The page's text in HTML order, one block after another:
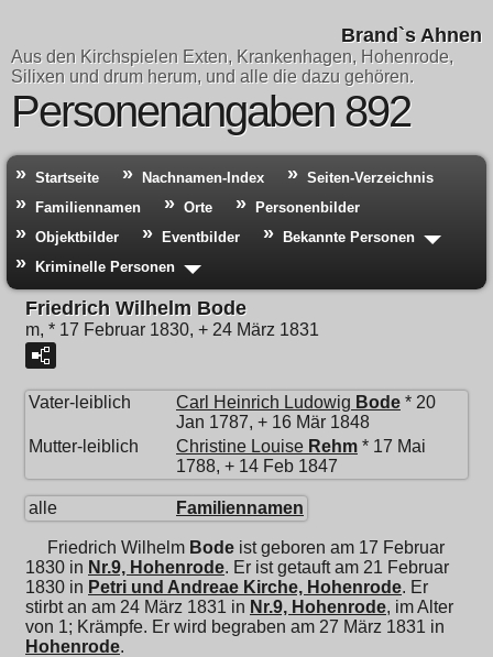
Brand`s Ahnen
Aus den Kirchspielen Exten, Krankenhagen, Hohenrode,
Silixen und drum herum, und alle die dazu gehören.
Personenangaben 892
Startseite Nachnamen-Index
Seiten-Verzeichnis
Familiennamen
Orte
Personenbilder
Objektbilder
Eventbilder
Bekannte Personen
Kriminelle Personen
Friedrich Wilhelm Bode
m, * 17 Februar 1830, + 24 März 1831
Vater-leiblich Carl Heinrich Ludowig Bode * 20
Jan 1787, + 16 Mär 1848
Mutter-leiblich
Christine Louise Rehm * 17 Mai
1788, + 14 Feb 1847
alle Familiennamen
Friedrich Wilhelm Bode ist geboren am 17 Februar
1830 in Nr.9, Hohenrode. Er ist getauft am 21 Februar
1830 in Petri und Andreae Kirche, Hohenrode. Er
stirbt an am 24 März 1831 in Nr.9, Hohenrode, im Alter
von 1; Krämpfe. Er wird begraben am 27 März 1831 in
Hohenrode.